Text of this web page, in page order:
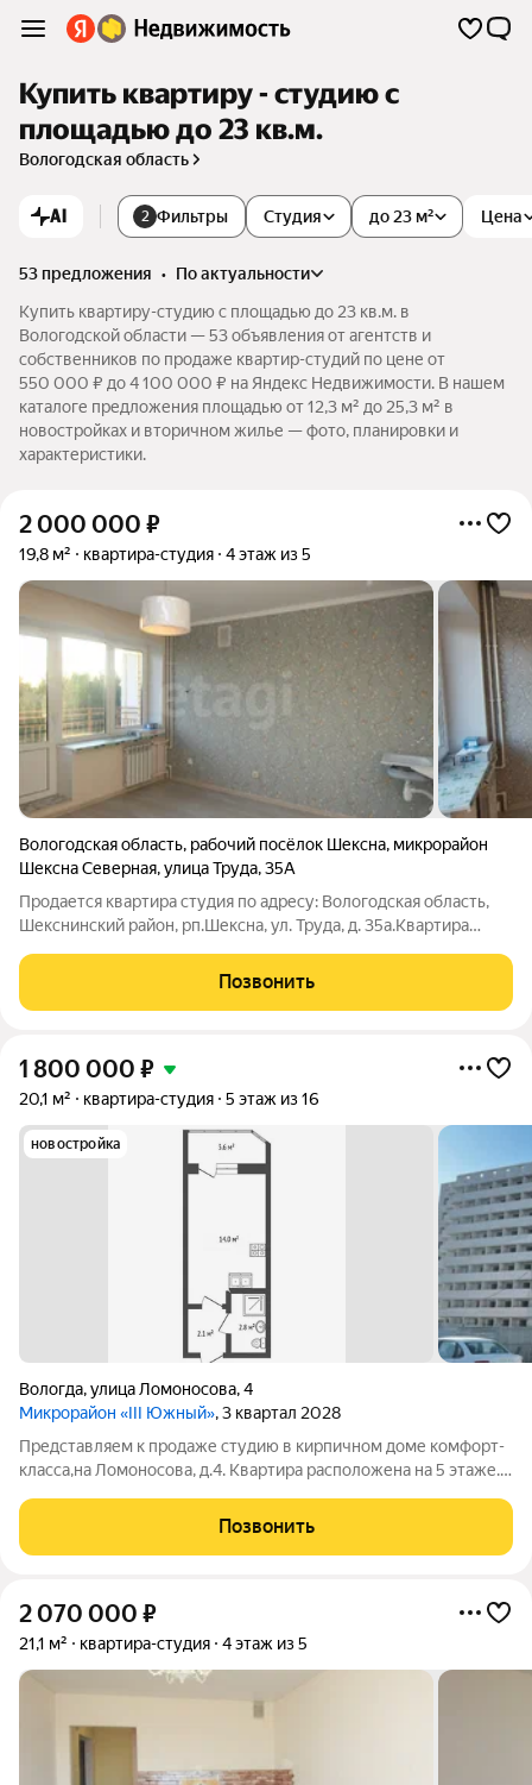
Купить квартиру - студию с
площадью до 23 кв.м.
Вологодская область
AI 2 Фильтры Студия Цена
до 23 м²
53 предложения •
по актуальности
Купить квартиру-студию с площадью до 23 кв.м. в
Вологодской области — 53 объявления от агентств и
собственников по продаже квартир-студий по цене от
550 000 ₽ до 4 100 000 ₽ на Яндекс Недвижимости. В нашем
каталоге предложения площадью от 12,3 м² до 25,3 м² в
новостройках и вторичном жилье — фото, планировки и
характеристики.
2 000 000 ₽
19,8 м² квартира-студия 4 этаж из 5
Вологодская область, рабочий посёлок Шексна, микрорайон
Шексна Северная,улица Труда,35А
Продается квартира студия по адресу: Вологодская область,
Шекснинский район, рп.Шексна, ул. Труда, д. 35а.Квартира
квартире сделан косметический ремонт: напольное покрытие-
ламинат в прихожей и с/у
Позвонить
1 800 000 ₽
20,1 м² квартира-студия 5 этаж из 16
новостройка
Вологда,улица Ломоносова,4
Микрорайон «III Южный», 3 квартал 2028
Представляем к продаже студию в кирпичном доме комфорт-
класса,на Ломоносова, д.4. Квартира расположена на 5 этаже.
3,1 кв.м. Дом оборудован двумя лифтами пассажирским и
грузовым, что
Позвонить
2 070 000 ₽
21,1 м² квартира-студия 4 этаж из 5